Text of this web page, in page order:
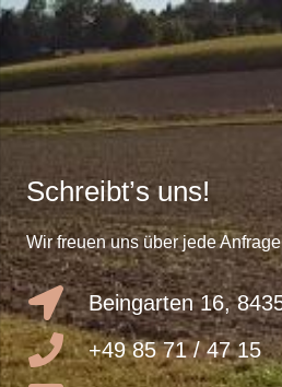
Schreibt’s uns!
Wir freuen uns über jede
Beingarten 16,
+49 85 71 / 47 15